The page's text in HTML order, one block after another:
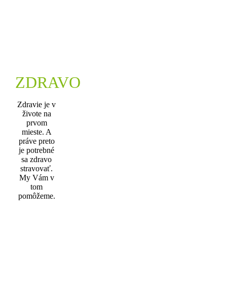
ZDRAVO
Zdravie je v
živote na
prvom
mieste. A
práve preto
je potrebné
sa zdravo
stravovať.
My Vám v
tom
pomôžeme.